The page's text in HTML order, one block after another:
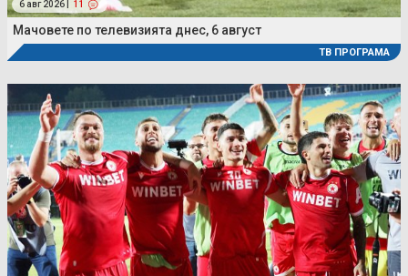
6 авг 2026 | 11
Мачовете по телевизията днес, 6 август
ТВ ПРОГРАМА